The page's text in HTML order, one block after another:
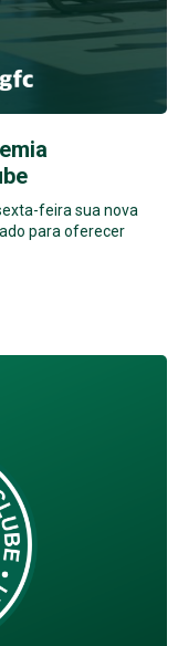
feira sua nova
para oferecer